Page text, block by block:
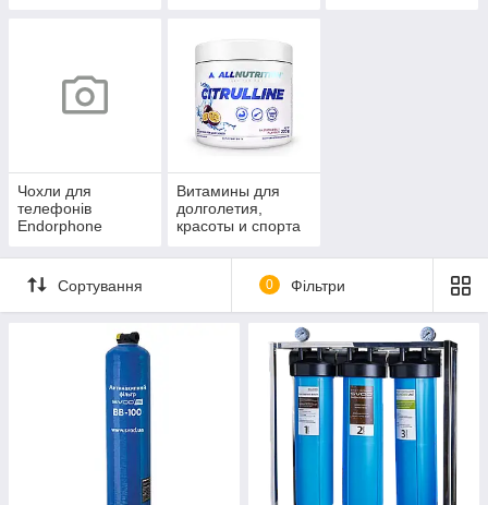
Чохли для
телефонів
Endorphone
Витамины для
долголетия,
красоты и спорта
Сортування 0 Фільтри